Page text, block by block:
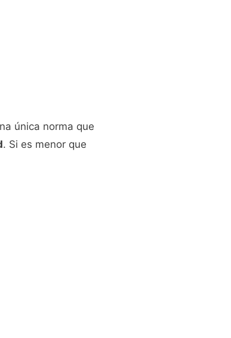
única norma que
. Si es menor que